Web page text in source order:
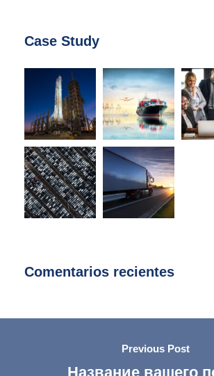
Case Study
Comentarios recientes
Previous Post
Название вашего